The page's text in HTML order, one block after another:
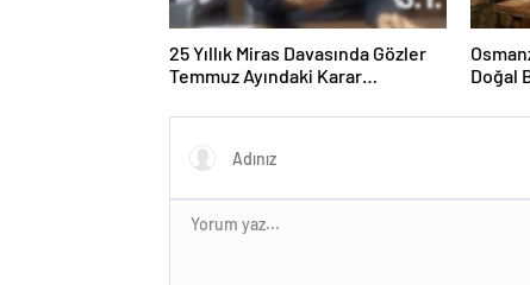
25 Yıllık Miras Davasında Gözler
Temmuz Ayındaki Karar
Doğal